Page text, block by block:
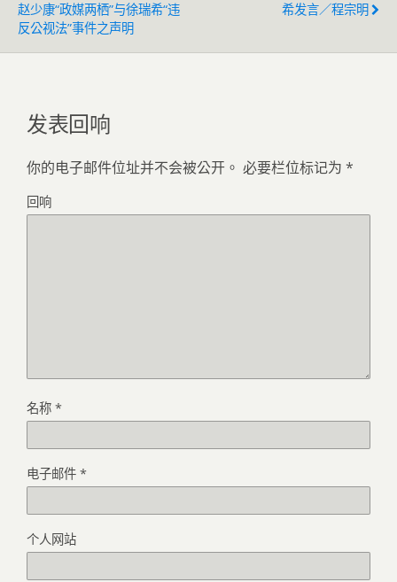
赵少康“政媒两栖”与徐瑞希“违
反公视法”事件之声明
希发言／程宗明
发表回响
你的电子邮件位址并不会被公开。 必要栏位标记为 *
回响
名称 *
电子邮件 *
个人网站